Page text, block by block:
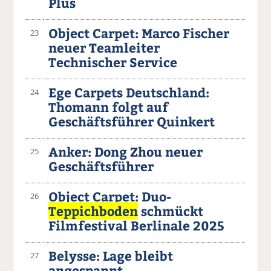
23
Object Carpet: Marco Fischer
neuer Teamleiter
Technischer Service
24
Ege Carpets Deutschland:
Thomann folgt auf
Geschäftsführer Quinkert
25
Anker: Dong Zhou neuer
Geschäftsführer
26
Object Carpet: Duo-
Teppichbodenschmückt
Filmfestival Berlinale 2025
27
Belysse: Lage bleibt